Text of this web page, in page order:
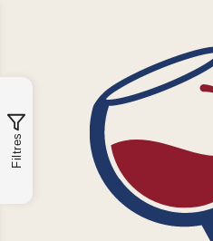
Filtres